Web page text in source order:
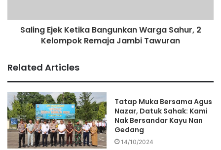
Saling Ejek Ketika Bangunkan Warga Sahur, 2
Kelompok Remaja Jambi Tawuran
Related Articles
Tatap Muka Bersama Agus
Nazar, Datuk Sahak: Kami
Nak Bersandar Kayu Nan
Gedang
14/10/2024